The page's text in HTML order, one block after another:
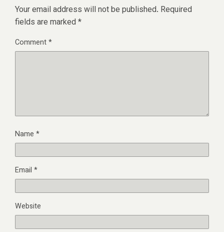
Your email address will not be published. Required
fields are marked *
Comment*
Name *
Email *
Website